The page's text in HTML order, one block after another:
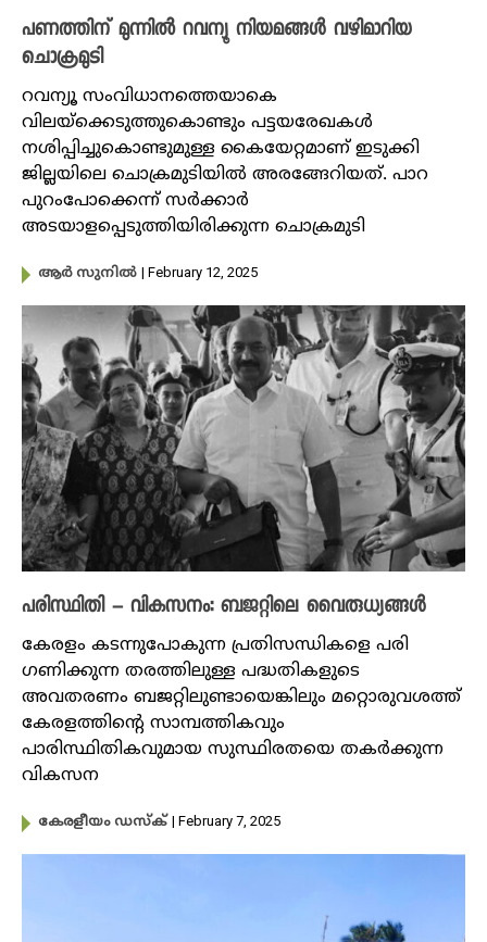
പണത്തിന് മുന്നിൽ റവന്യൂ നിയമങ്ങൾ വഴിമാറിയ
ചൊക്രമുടി
റവന്യൂ സംവിധാനത്തെയാകെ
വിലയ്ക്കെടുത്തുകൊണ്ടും പട്ടയരേഖകൾ
നശിപ്പിച്ചുകൊണ്ടുമുള്ള കൈയേറ്റമാണ് ഇടുക്കി
ജില്ലയിലെ ചൊക്രമുടിയിൽ അരങ്ങേറിയത്. പാറ
പുറംപോക്കെന്ന് സര്‍ക്കാര്‍
അടയാളപ്പെടുത്തിയിരിക്കുന്ന ചൊക്രമുടി
ആർ സുനിൽ | February 12, 2025
പരിസ്ഥിതി – വികസനം: ബജറ്റിലെ വൈരു​ധ്യങ്ങൾ
കേരളം കടന്നുപോകുന്ന പ്രതിസന്ധികളെ പരി​
ഗണിക്കുന്ന തരത്തിലുള്ള പദ്ധതികളുടെ
അവതരണം ബജറ്റിലുണ്ടായെങ്കിലും മറ്റൊരുവശത്ത്
കേരളത്തിന്റെ സാമ്പത്തികവും
പാരിസ്ഥിതികവുമായ സുസ്ഥിരതയെ തകർക്കുന്ന
വികസന
കേരളീയം ഡസ്ക് | February 7, 2025